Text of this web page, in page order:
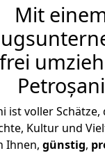
Mit
Petroșani
ist voller Schätze,
Kultur und
Ihnen, günstig,